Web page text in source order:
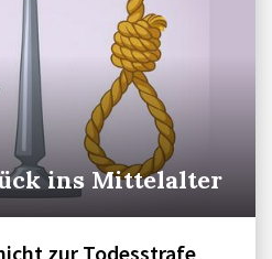
ins Mittelalter
zur Todesstrafe